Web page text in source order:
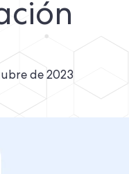
de 2023